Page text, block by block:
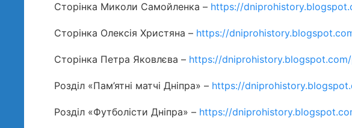
Сторінка Миколи Самойленка – https://
Сторінка Олексія Христяна – https://
Сторінка Петра Яковлєва – https://
Розділ «Пам’ятні матчі Дніпра» – https://
Розділ «Футболісти Дніпра» – https://